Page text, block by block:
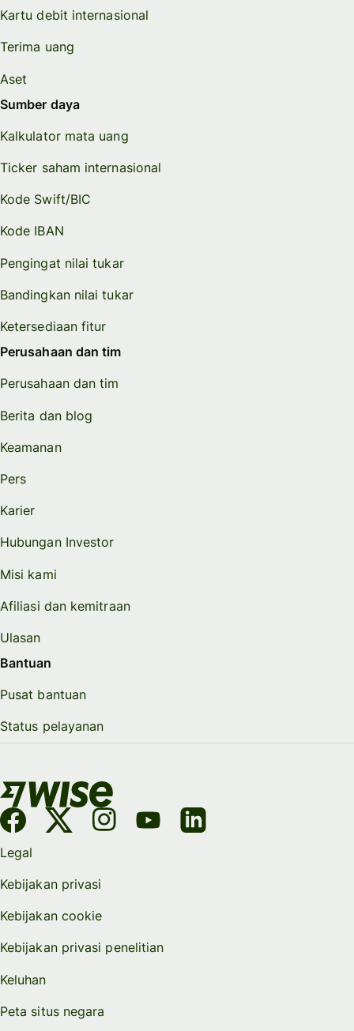
Kartu debit internasional
Terima uang
Aset
Sumber daya
Kalkulator mata uang
Ticker saham internasional
Kode Swift/BIC
Kode IBAN
Pengingat nilai tukar
Bandingkan nilai tukar
Ketersediaan fitur
Perusahaan dan tim
Perusahaan dan tim
Berita dan blog
Keamanan
Pers
Karier
Hubungan Investor
Misi kami
Afiliasi dan kemitraan
Ulasan
Bantuan
Pusat bantuan
Status pelayanan
Legal
Kebijakan privasi
Kebijakan cookie
Kebijakan privasi penelitian
Keluhan
Peta situs negara